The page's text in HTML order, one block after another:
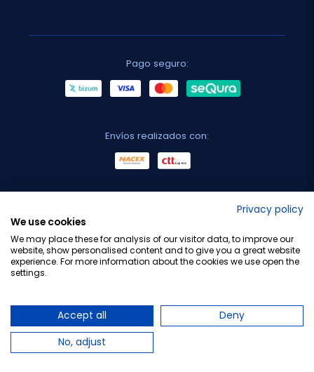
Pago seguro:
Envíos realizados con:
Privacy policy
We use cookies
We may place these for analysis of our visitor data, to improve our
website, show personalised content and to give you a great website
experience. For more information about the cookies we use open the
settings.
Accept all
Deny
No, adjust